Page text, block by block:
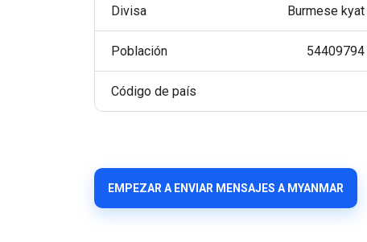
Divisa Burmese kyat
Población 54409794
Código de país
EMPEZAR A ENVIAR MENSAJES A MYANMAR